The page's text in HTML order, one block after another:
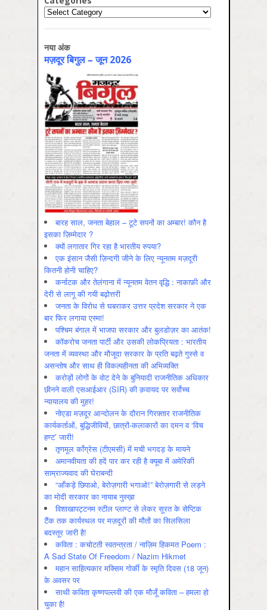
Categories
नया अंक
मज़दूर बिगुल – जून 2026
बारह साल, जनता बेहाल – टूटे सपनों का अम्बार! कौन है
इसका ज़िम्मेदार ?
क्यों लगातार गिर रहा है भारतीय रुपया?
एक इंसान जैसी ज़िन्दगी जीने के लिए न्यूनतम मज़दूरी
कितनी होनी चाहिए?
कर्नाटक और तेलंगाना में न्यूनतम वेतन वृद्धि : नाकाफ़ी और
देरी से लागू की गयी बढ़ोत्तरी
जनता के विरोध से घबराकर उत्तर प्रदेश सरकार ने एक
बार फिर लगाया एस्मा!
पश्चिम बंगाल में भाजपा सरकार और बुलडोज़र का आतंक!
कॉकरोच जनता पार्टी और उसकी लोकप्रियता : भारतीय
जनता में व्‍यवस्‍था और मौजूदा सरकार के प्रति बढ़ते गुस्‍से व
असन्‍तोष और साथ ही विकल्‍पहीनता की अभिव्‍यक्ति
करोड़ों लोगों के वोट देने के बुनियादी राजनीतिक अधिकार
छीनने वाली एसआईआर (SIR) की क़वायद पर सर्वोच्च
न्यायालय की मुहर!
नोएडा मज़दूर आन्दोलन के दौरान गिरफ़्तार राजनीतिक
कार्यकर्ताओं, बुद्धिजीवियों, छात्रों-कलाकारों का दमन व ‘विच
हण्ट’ जारी!
तृणमूल काँग्रेस (टीएमसी) में मची भगदड़ के मायने
अमानवीयता की हदें पार कर रही है क्यूबा में अमेरिकी
साम्राज्यवाद की घेराबन्दी
“आँकड़े छिपाओ, बेरोज़गारी भगाओ!” बेरोज़गारी से लड़ने
का मोदी सरकार का नायाब नुस्ख़ा
विशाखापट्टनम स्टील प्लाण्ट से लेकर सूरत के सेप्टिक
टैंक तक कार्यस्थल पर मज़दूरों की मौतों का सिलसिला
बदस्तूर जारी है!
कविता : कचोटती स्वतन्त्रता / नाज़िम हिकमत Poem :
A Sad State Of Freedom / Nazim Hikmet
महान साहित्यकार मक्सिम गोर्की के स्मृति दिवस (18 जून)
के अवसर पर
साथी कविता कृष्णपल्लवी की एक मौजूँ कविता – हमला हो
चुका है!